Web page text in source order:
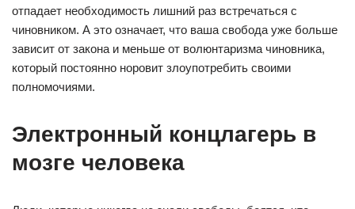
отпадает необходимость лишний раз встречаться с
чиновником. А это означает, что ваша свобода уже больше
зависит от закона и меньше от волюнтаризма чиновника,
который постоянно норовит злоупотребить своими
полномочиями.
Электронный концлагерь в
мозге человека